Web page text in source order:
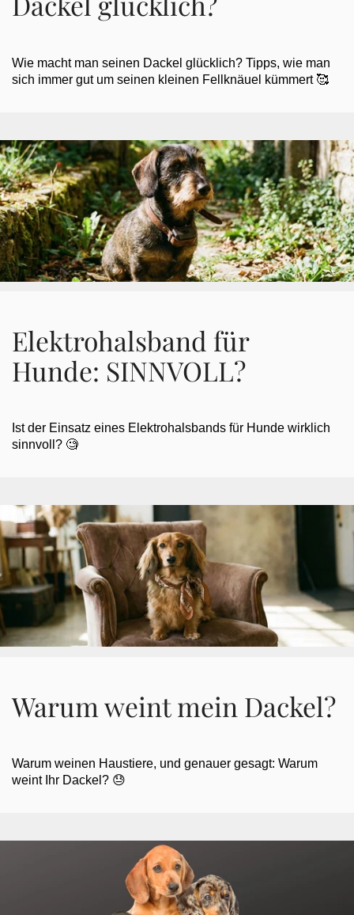
Wie macht man seinen Dackel glücklich? Tipps, wie man
sich immer gut um seinen kleinen Fellknäuel kümmert 🥰
Elektrohalsband für
Hunde: SINNVOLL?
Ist der Einsatz eines Elektrohalsbands für Hunde wirklich
sinnvoll? 🧐
Warum weint mein Dackel?
Warum weinen Haustiere, und genauer gesagt: Warum
weint Ihr Dackel? 😓